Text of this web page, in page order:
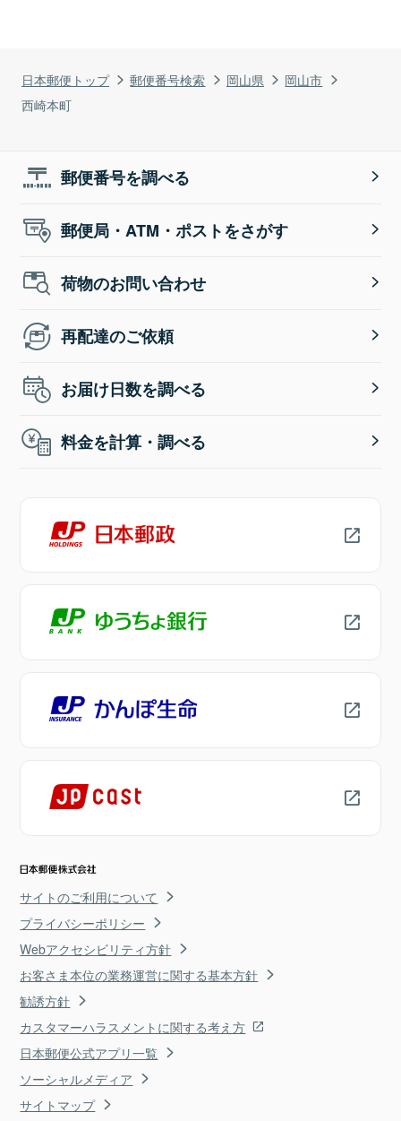
日本郵便トップ 郵便番号検索 岡山県
岡山市
西崎本町
郵便番号を調べる
郵便局・ATM・ポストをさがす
荷物のお問い合わせ
再配達のご依頼
お届け日数を調べる
料金を計算・調べる
サイトのご利用について
プライバシーポリシー
Webアクセシビリティ方針
お客さま本位の業務運営に関する基本方針
勧誘方針
カスタマーハラスメントに関する考え方
日本郵便公式アプリ一覧
ソーシャルメディア
サイトマップ